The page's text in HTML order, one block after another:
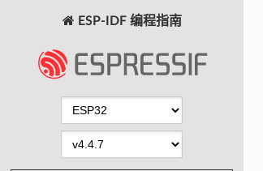
ESP-IDF 编程指南